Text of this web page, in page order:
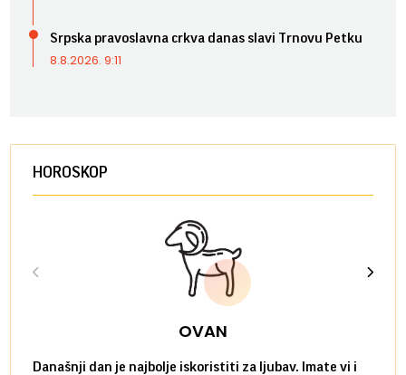
Srpska pravoslavna crkva danas slavi Trnovu Petku
8.8.2026. 9:11
HOROSKOP
OVAN
Današnji dan je najbolje iskoristiti za ljubav. Imate vi i